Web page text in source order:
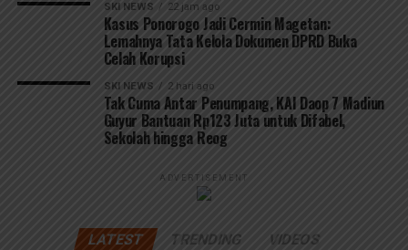
SKI NEWS 22 jam ago
Kasus Ponorogo Jadi Cermin Magetan:
Lemahnya Tata Kelola Dokumen DPRD Buka
Celah Korupsi
SKI NEWS 2 hari ago
Tak Cuma Antar Penumpang, KAI Daop 7 Madiun
Guyur Bantuan Rp123 Juta untuk Difabel,
Sekolah hingga Reog
ADVERTISEMENT
LATEST TRENDING VIDEOS